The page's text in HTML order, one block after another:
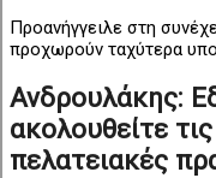
Προανήγγειλε στη
προχωρούν ταχύτερα
Ανδρουλάκης:
ακολουθείτε
πελατειακές